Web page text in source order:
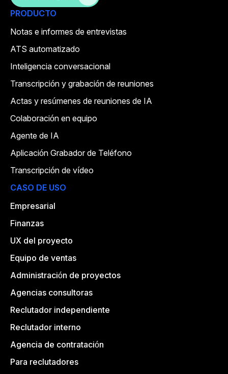
PRODUCTO
Notas e informes de entrevistas
ATS automatizado
Inteligencia conversacional
Transcripción y grabación de reuniones
Actas y resúmenes de reuniones de IA
Colaboración en equipo
Agente de IA
Aplicación Grabador de Teléfono
Transcripción de vídeo
CASO DE USO
Empresarial
Finanzas
UX del proyecto
Equipo de ventas
Administración de proyectos
Agencias consultoras
Reclutador independiente
Reclutador interno
Agencia de contratación
Para reclutadores